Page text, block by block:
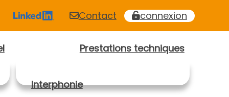
Contact connexion
Prestations techniques
Interphonie